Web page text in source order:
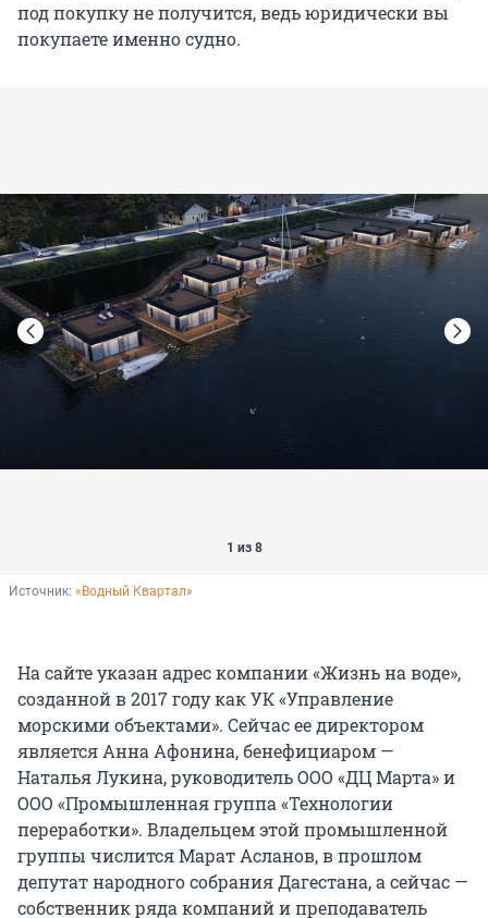
под покупку не получится, ведь юридически вы
покупаете именно судно.
1 из 8
Источник: «Водный Квартал»
На сайте указан адрес компании «Жизнь на воде»,
созданной в 2017 году как УК «Управление
морскими объектами». Сейчас ее директором
является Анна Афонина, бенефициаром —
Наталья Лукина, руководитель ООО «ДЦ Марта» и
ООО «Промышленная группа «Технологии
переработки». Владельцем этой промышленной
группы числится Марат Асланов, в прошлом
депутат народного собрания Дагестана, а сейчас —
собственник ряда компаний и преподаватель